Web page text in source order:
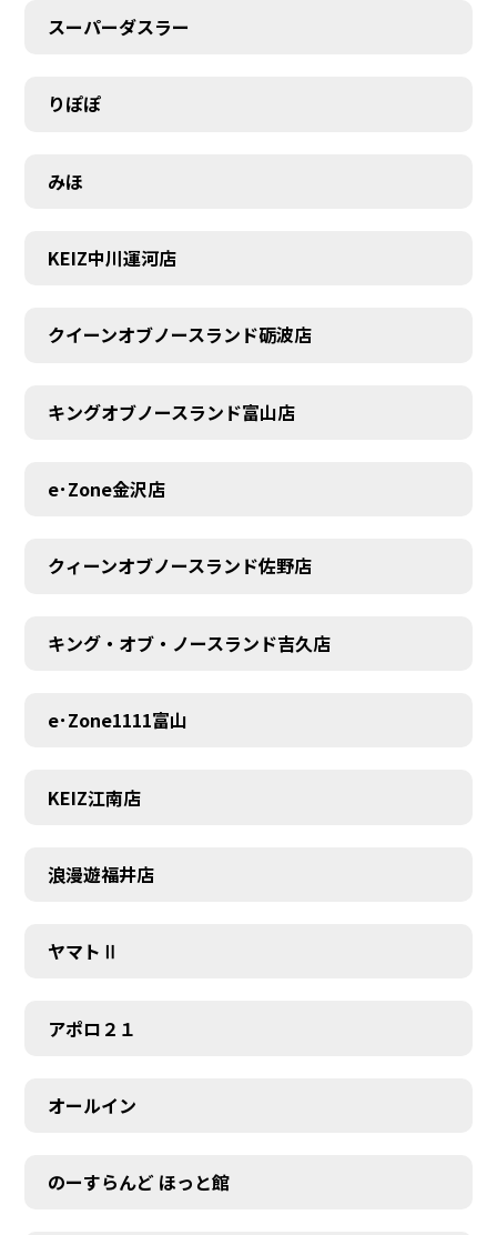
スーパーダスラー
りぽぽ
みほ
KEIZ中川運河店
クイーンオブノースランド砺波店
キングオブノースランド富山店
e･Zone金沢店
クィーンオブノースランド佐野店
キング・オブ・ノースランド吉久店
e･Zone1111富山
KEIZ江南店
浪漫遊福井店
ヤマトⅡ
アポロ２１
オールイン
のーすらんど ほっと館